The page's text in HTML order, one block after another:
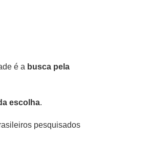
é a busca pela
escolha.
pesquisados